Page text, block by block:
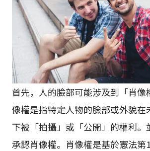
首先，人的臉部可能涉及到「肖像
像權是指特定人物的臉部或外貌在
下被「拍攝」或「公開」的權利。
承認肖像權。肖像權是基於憲法第